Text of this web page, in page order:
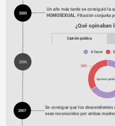
2005
Un año más tarde se consiguió la
HOMOSEXUAL. Filiación conjunta
¿Qué opinaban
Opinión pública
A favor
Opinión
34%
2006
2007
Se consigue que los
sean reconocidos por ambas